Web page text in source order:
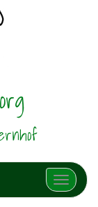
Schalte